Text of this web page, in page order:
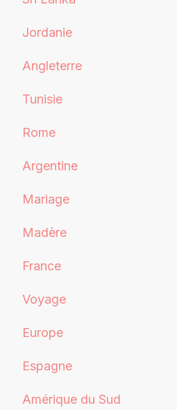
Jordanie
Angleterre
Tunisie
Rome
Argentine
Mariage
Madère
France
Voyage
Europe
Espagne
Amérique du Sud